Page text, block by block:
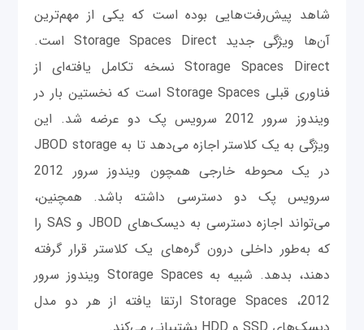
شاهد پیش‌رفت‌هایی بوده است که یکی از مهم‌ترین
آن‌ها ویژگی‌ جدید Storage Spaces Direct است.
Storage Spaces Direct نسخه تکامل یافته‌ای از
فناوری قبلی Storage Spaces است که نخستین بار در
ویندوز سرور 2012 سرویس پک دو عرضه شد. این
ویژگی به یک کلاستر اجازه می‌دهد تا به JBOD storage
در یک محوطه خارجی همچون ویندوز سرور 2012
سرویس پک دو دسترسی داشته باشد. همچنین،
می‌تواند اجازه دسترسی به دیسک‌های JBOD و SAS را
که به‌طور داخلی درون گره‌های یک کلاستر قرار گرفته
دهند، بدهد. شبیه به Storage Spaces ویندوز سرور
2012، Storage Spaces ارتقا یافته از هر دو مدل